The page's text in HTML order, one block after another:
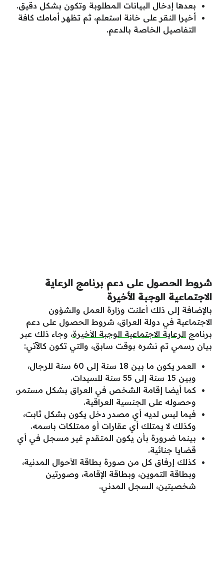
بعدها إدخال البيانات المطلوبة وتكون بشكل دقيق.
أخيرا النقر على خانة استعلم، ثم تظهر أمامك كافة
التفاصيل الخاصة بالدعم.
شروط الحصول على دعم برنامج الرعاية
الاجتماعية الوجبة الأخيرة
بالإضافة إلى ذلك أعلنت وزارة العمل والشؤون
الاجتماعية في دولة العراق، شروط الحصول على دعم
برنامج الرعاية الاجتماعية الوجبة الأخيرة، وجاء ذلك عبر
بيان رسمي تم نشره بوقت سابق، والتي تكون كالآتي:
العمر يكون ما بين 18 سنة إلى 60 سنة للرجال،
وبين 15 سنة إلى 55 سنة للسيدات.
كما أيضا إقامة الشخص في العراق بشكل مستمر،
وحصوله على الجنسية العراقية.
فيما ليس لديه أي مصدر دخل يكون بشكل ثابت،
وكذلك لا يمتلك أي عقارات أو ممتلكات باسمه.
بينما ضرورة بأن يكون المتقدم غير مسجل في أي
قضايا جنائية.
كذلك إرفاق كل من صورة بطاقة الأحوال المدنية،
وبطاقة التموين، وبطاقة الإقامة، وصورتين
شخصيتين، السجل المدني.